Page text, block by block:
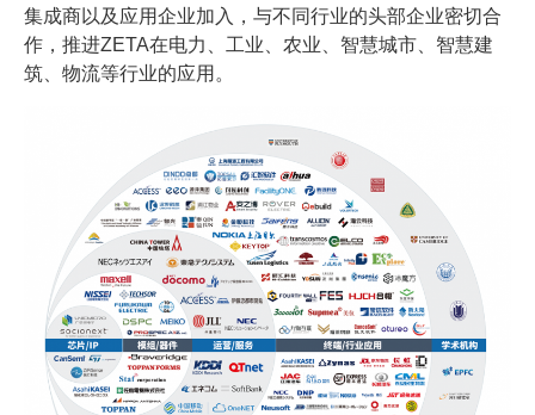
集成商以及应用企业加入，与不同行业的头部企业密切合
作，推进ZETA在电力、工业、农业、智慧城市、智慧建
筑、物流等行业的应用。